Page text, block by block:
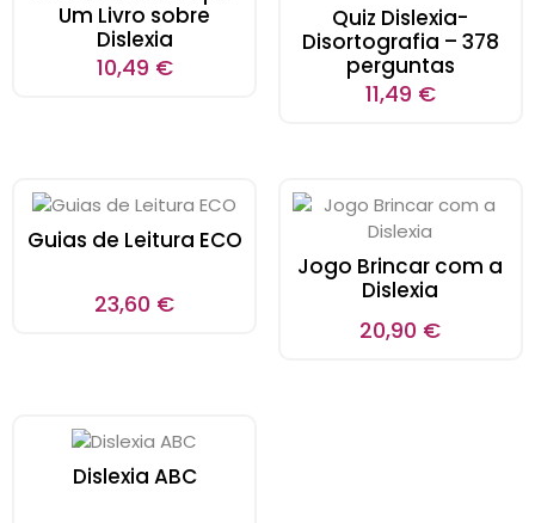
Um Livro sobre
Dislexia
10,49 €
Quiz Dislexia-
Disortografia – 378
perguntas
11,49 €
Guias de Leitura ECO
23,60 €
Jogo Brincar com a
Dislexia
20,90 €
Dislexia ABC